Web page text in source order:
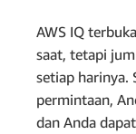
AWS IQ
saat, tetapi
setiap harinya.
permintaan,
dan Anda